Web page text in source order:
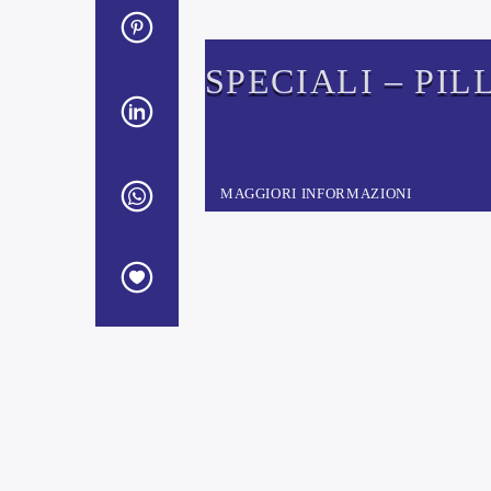
SPECIALI –
MAGGIORI INFORMAZIONI